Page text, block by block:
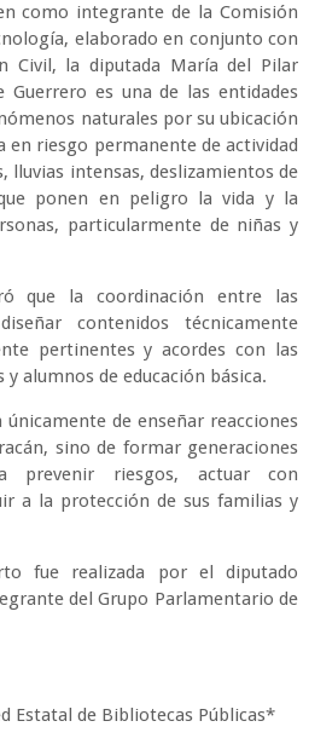
como integrante de la Comisión
elaborado en conjunto con
Civil, la diputada María del Pilar
Guerrero es una de las entidades
naturales por su ubicación
en riesgo permanente de actividad
lluvias intensas, deslizamientos de
ponen en peligro la vida y la
particularmente de niñas y
que la coordinación entre las
contenidos técnicamente
pertinentes y acordes con las
y alumnos de educación básica.
de enseñar reacciones
sino de formar generaciones
prevenir riesgos, actuar con
a la protección de sus familias y
fue realizada por el diputado
del Grupo Parlamentario de
Estatal de Bibliotecas Públicas*